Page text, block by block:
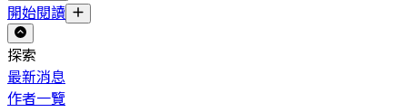
開始閱讀
探索
最新消息
作者一覽